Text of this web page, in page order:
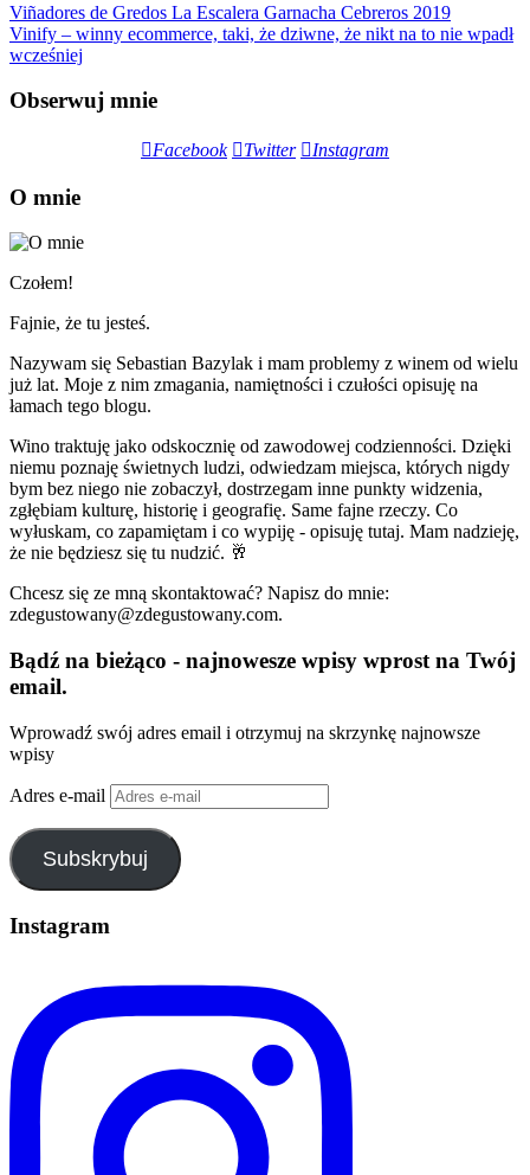
Viñadores de Gredos La Escalera Garnacha Cebreros 2019
Vinify – winny ecommerce, taki, że dziwne, że nikt na to nie wpadł
wcześniej
Obserwuj mnie
Facebook Twitter Instagram
O mnie
Czołem!
Fajnie, że tu jesteś.
Nazywam się Sebastian Bazylak i mam problemy z winem od wielu
już lat. Moje z nim zmagania, namiętności i czułości opisuję na
łamach tego blogu.
Wino traktuję jako odskocznię od zawodowej codzienności. Dzięki
niemu poznaję świetnych ludzi, odwiedzam miejsca, których nigdy
bym bez niego nie zobaczył, dostrzegam inne punkty widzenia,
zgłębiam kulturę, historię i geografię. Same fajne rzeczy. Co
wyłuskam, co zapamiętam i co wypiję - opisuję tutaj. Mam nadzieję,
że nie będziesz się tu nudzić. 🥂
Chcesz się ze mną skontaktować? Napisz do mnie:
zdegustowany@zdegustowany.com.
Bądź na bieżąco - najnowesze wpisy wprost na Twój
email.
Wprowadź swój adres email i otrzymuj na skrzynkę najnowsze
wpisy
Adres e-mail
Subskrybuj
Instagram